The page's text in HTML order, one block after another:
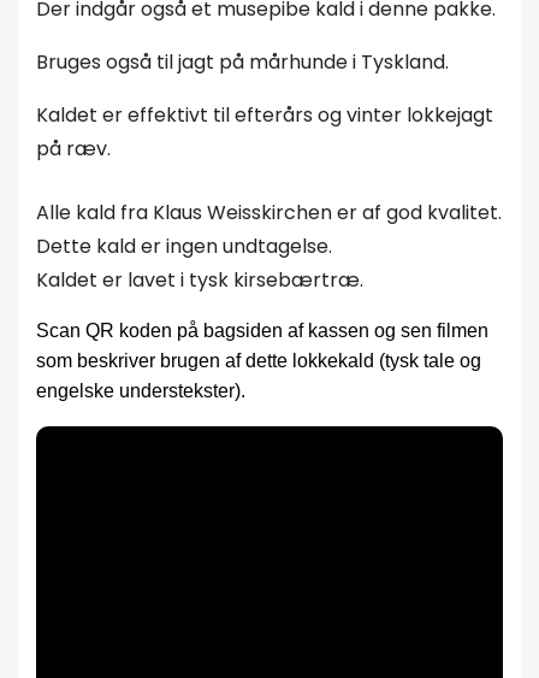
Der indgår også et musepibe kald i denne pakke.
Bruges også til jagt på mårhunde i Tyskland.
Kaldet er effektivt til efterårs og vinter lokkejagt
på ræv.
Alle kald fra Klaus Weisskirchen er af god kvalitet.
Dette kald er ingen undtagelse.
Kaldet er lavet i tysk kirsebærtræ.
Scan QR koden på bagsiden af kassen og sen filmen
som beskriver brugen af dette lokkekald (tysk tale og
engelske understekster).